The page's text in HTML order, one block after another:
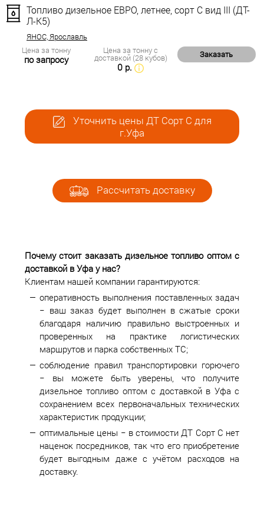
Топливо дизельное ЕВРО, летнее, сорт С вид III (ДТ-
Л-К5)
ЯНОС, Ярославль
Цена за тонну
по запросу
Цена за тонну с
доставкой (28 кубов)
0 р.
Заказать
Уточнить цены ДТ Сорт С для
г.Уфа
Рассчитать доставку
Почему стоит заказать дизельное топливо оптом с
доставкой вУфа у нас?
Клиентам нашей компании гарантируются:
оперативность выполнения поставленных задач
− ваш заказ будет выполнен в сжатые сроки
благодаря наличию правильно выстроенных и
проверенных на практике логистических
маршрутов и парка собственных ТС;
соблюдение правил транспортировки горючего
− вы можете быть уверены, что получите
дизельное топливо оптом с доставкой в Уфа с
сохранением всех первоначальных технических
характеристик продукции;
оптимальные цены − в стоимости ДТ Сорт С нет
наценок посредников, так что его приобретение
будет выгодным даже с учётом расходов на
доставку.